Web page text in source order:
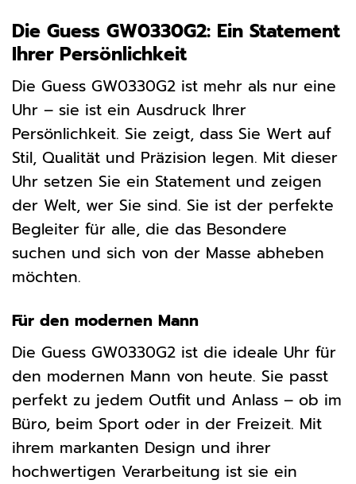
Die Guess GW0330G2: Ein Statement
Ihrer Persönlichkeit
Die Guess GW0330G2 ist mehr als nur eine
Uhr – sie ist ein Ausdruck Ihrer
Persönlichkeit. Sie zeigt, dass Sie Wert auf
Stil, Qualität und Präzision legen. Mit dieser
Uhr setzen Sie ein Statement und zeigen
der Welt, wer Sie sind. Sie ist der perfekte
Begleiter für alle, die das Besondere
suchen und sich von der Masse abheben
möchten.
Für den modernen Mann
Die Guess GW0330G2 ist die ideale Uhr für
den modernen Mann von heute. Sie passt
perfekt zu jedem Outfit und Anlass – ob im
Büro, beim Sport oder in der Freizeit. Mit
ihrem markanten Design und ihrer
hochwertigen Verarbeitung ist sie ein